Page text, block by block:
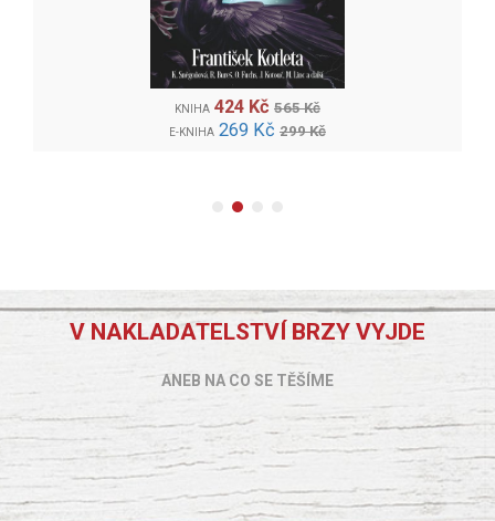
KNIHA 424 Kč 565 Kč
E-KNIHA 269 Kč 299 Kč
V NAKLADATELSTVÍ BRZY VYJDE
ANEB NA CO SE TĚŠÍME